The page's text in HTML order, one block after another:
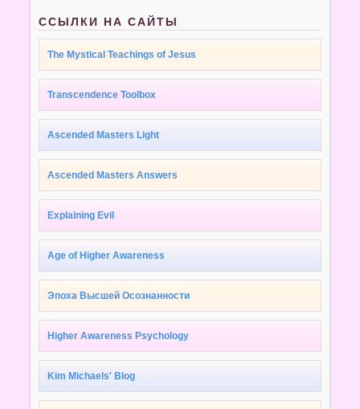
ССЫЛКИ НА САЙТЫ
The Mystical Teachings of Jesus
Transcendence Toolbox
Ascended Masters Light
Ascended Masters Answers
Explaining Evil
Age of Higher Awareness
Эпоха Высшей Осознанности
Higher Awareness Psychology
Kim Michaels' Blog